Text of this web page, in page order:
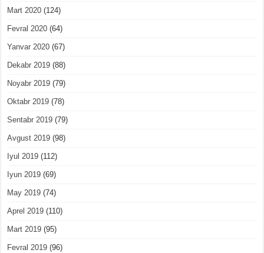
Mart 2020 (124)
Fevral 2020 (64)
Yanvar 2020 (67)
Dekabr 2019 (88)
Noyabr 2019 (79)
Oktabr 2019 (78)
Sentabr 2019 (79)
Avgust 2019 (98)
Iyul 2019 (112)
Iyun 2019 (69)
May 2019 (74)
Aprel 2019 (110)
Mart 2019 (95)
Fevral 2019 (96)